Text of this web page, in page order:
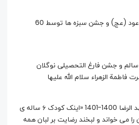
جشن میلاد حضرت موعود (عج) و جشن سبزه ها توسط 60
سالم و جشن فارغ التحصیلی نوگلان
الزهراء سلام الله علیها
جشنواره پایان دوره مهد الرضا 1400-1401 «اینک کودک ۶ ساله ی
را می خواند و لبخند رضایت بر لبان همه